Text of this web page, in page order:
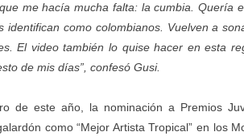
me hacía mucha falta: la cumbia. Quería
como colombianos. Vuelven a
El video también lo quise hacer en esta
de mis días”, confesó Gusi.
de este año, la nominación a Premios
como “Mejor Artista Tropical” en los